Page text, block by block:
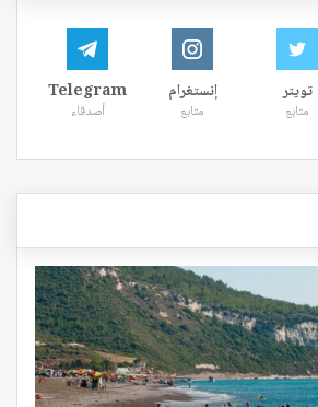
تويتر
متابع
إنستغرام
متابع
Telegram
أصدقاء